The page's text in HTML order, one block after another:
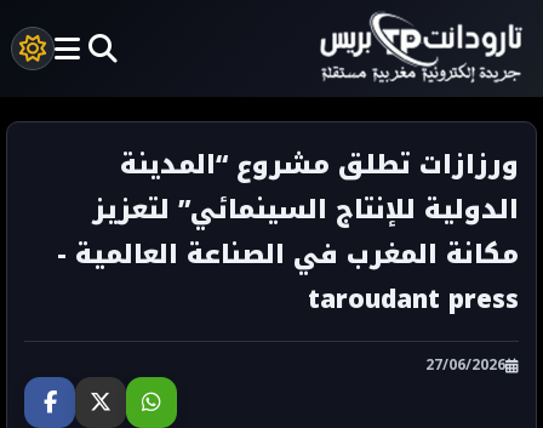
ورزازات تطلق مشروع “المدينة
الدولية للإنتاج السينمائي” لتعزيز
مكانة المغرب في الصناعة العالمية -
taroudant press
27/06/2026